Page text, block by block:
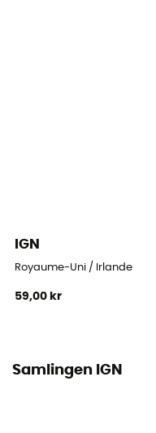
IGN
Royaume-Uni / Irlande
59,00 kr
Samlingen IGN